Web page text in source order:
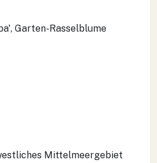
Garten-Rasselblume
Mittelmeergebiet